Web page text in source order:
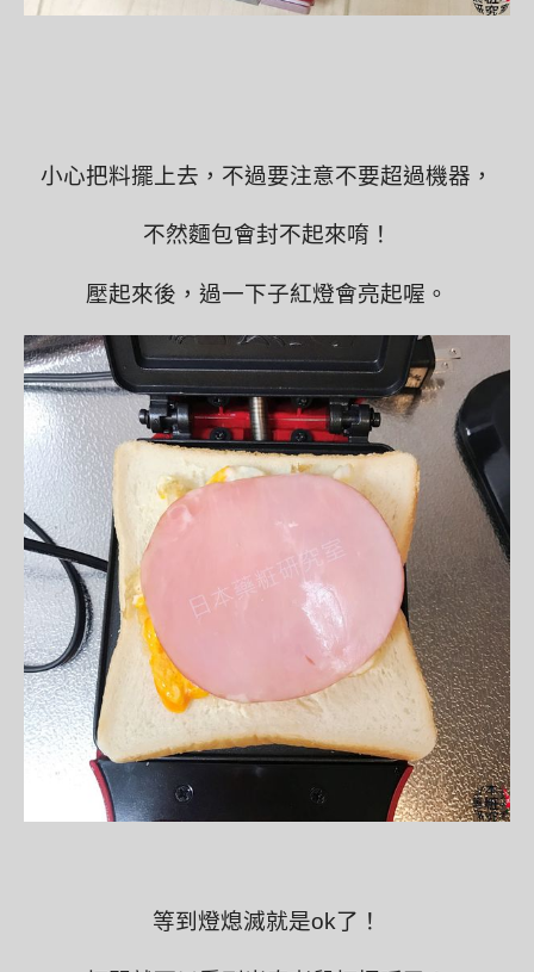
小心把料擺上去，不過要注意不要超過機器，
不然麵包會封不起來唷！
壓起來後，過一下子紅燈會亮起喔。
等到燈熄滅就是ok了！